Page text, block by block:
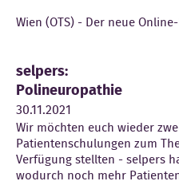
Wien (OTS) - Der neue
selpers:
Polineuropathie
30.11.2021
Wir möchten euch wieder
Patientenschulungen zum
Verfügung stellten - selpers
wodurch noch mehr